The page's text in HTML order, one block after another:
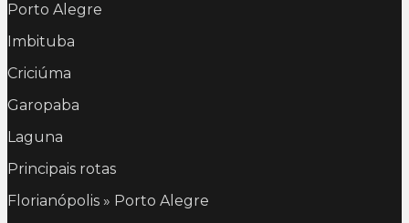
Porto Alegre
Imbituba
Criciúma
Garopaba
Laguna
Principais rotas
Florianópolis » Porto Alegre